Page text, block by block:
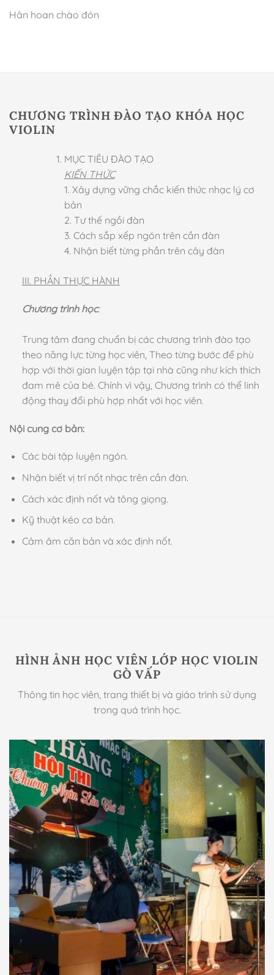
Hân hoan chào đón
CHƯƠNG TRÌNH ĐÀO TẠO KHÓA HỌC
VIOLIN
MỤC TIÊU ĐÀO TẠO
KIẾN THỨC
1. Xây dựng vững chắc kiến thức nhạc lý cơ
bản
2. Tư thế ngồi đàn
3. Cách sắp xếp ngón trên cần đàn
4. Nhận biết từng phần trên cây đàn
III. PHẦN THỰC HÀNH
Chương trình học:
Trung tâm đang chuẩn bị các chương trình đào tạo
theo năng lực từng học viên, Theo từng bước để phù
hợp với thời gian luyện tập tại nhà cũng như kích thích
đam mê của bé. Chính vì vậy, Chương trình có thể linh
động thay đổi phù hợp nhất với học viên.
Nội cung cơ bản:
Các bài tập luyện ngón.
Nhận biết vị trí nốt nhạc trên cần đàn.
Cách xác định nốt và tông giọng.
Kỹ thuật kéo cơ bản.
Cảm âm căn bản và xác định nốt.
HÌNH ẢNH HỌC VIÊN LỚP HỌC VIOLIN
GÒ VẤP
Thông tin học viên, trang thiết bị và giáo trình sử dụng
trong quá trình học.